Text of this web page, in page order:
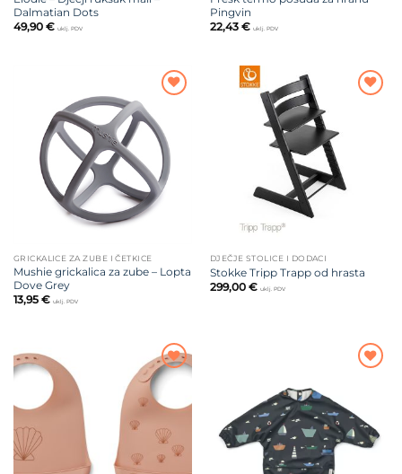
Dalmatian Dots
49,90 € uklj. PDV
Pingvin
22,43 € uklj. PDV
na listu
želja
GRICKALICE ZA ZUBE I ČETKICE
Mushie grickalica za zube – Lopta
Dove Grey
13,95 € uklj. PDV
DJEČJE STOLICE I DODACI
Stokke Tripp Trapp od hrasta
299,00 € uklj. PDV
Dodajte
na listu
želja